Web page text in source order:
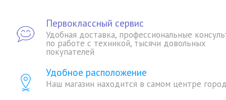
Первоклассный сервис
Удобная доставка, профессиональные
по работе с техникой, тысячи довольных
покупателей
Удобное расположение
Наш магазин находится в самом центре